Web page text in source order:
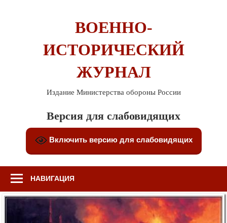
ВОЕННО-
ИСТОРИЧЕСКИЙ
ЖУРНАЛ
Издание Министерства обороны России
Версия для слабовидящих
Включить версию для слабовидящих
НАВИГАЦИЯ